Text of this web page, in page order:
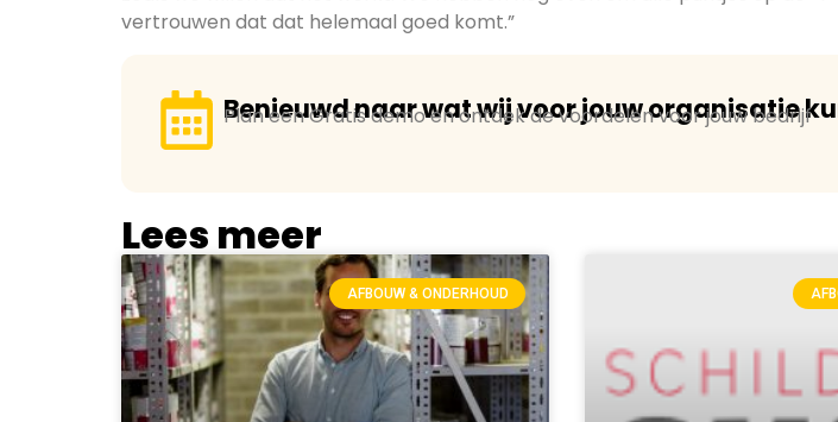
vertrouwen dat dat helemaal goed komt.”
Benieuwd naar wat wij voor jouw organisatie
Plan een Gratis demo en ontdek de voordelen voor jouw bedrijf
Lees meer
AFBOUW & ONDERHOUD